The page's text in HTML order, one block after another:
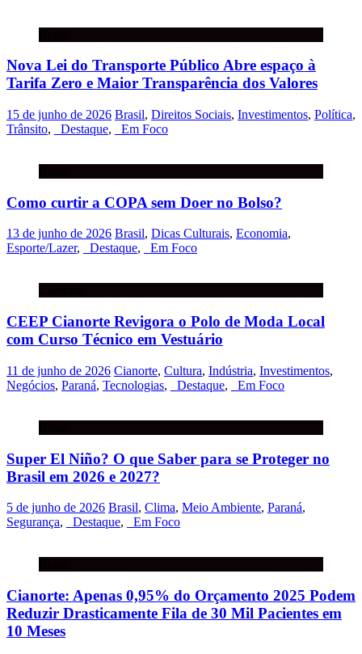
Nova Lei do Transporte Público Abre espaço à
Tarifa Zero e Maior Transparência dos Valores
15 de junho de 2026 Brasil, Direitos Sociais, Investimentos, Política,
Trânsito, _Destaque, _Em Foco
Como curtir a COPA sem Doer no Bolso?
13 de junho de 2026 Brasil, Dicas Culturais, Economia,
Esporte/Lazer, _Destaque, _Em Foco
CEEP Cianorte Revigora o Polo de Moda Local
com Curso Técnico em Vestuário
11 de junho de 2026 Cianorte, Cultura, Indústria, Investimentos,
Negócios, Paraná, Tecnologias, _Destaque, _Em Foco
Super El Niño? O que Saber para se Proteger no
Brasil em 2026 e 2027?
5 de junho de 2026 Brasil, Clima, Meio Ambiente, Paraná,
Segurança, _Destaque, _Em Foco
Cianorte: Apenas 0,95% do Orçamento 2025 Podem
Reduzir Drasticamente Fila de 30 Mil Pacientes em
10 Meses